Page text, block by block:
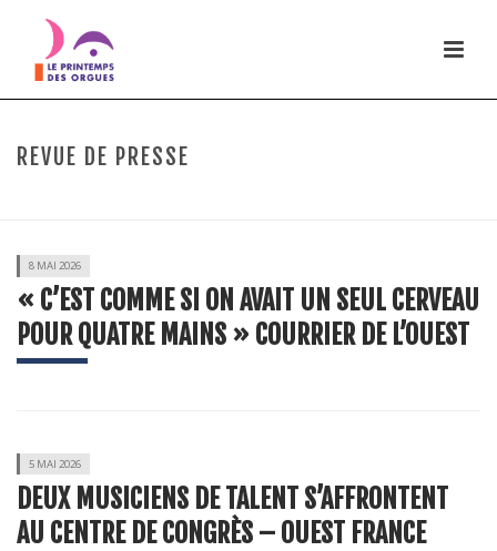
REVUE DE PRESSE
8 MAI 2026
« C’EST COMME SI ON AVAIT UN SEUL CERVEAU
POUR QUATRE MAINS » COURRIER DE L’OUEST
5 MAI 2026
DEUX MUSICIENS DE TALENT S’AFFRONTENT
AU CENTRE DE CONGRÈS – OUEST FRANCE